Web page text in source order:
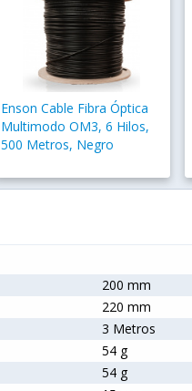
Enson Cable Fibra Óptica
Multimodo OM3, 6 Hilos,
500 Metros, Negro
200 mm
220 mm
3 Metros
54 g
54 g